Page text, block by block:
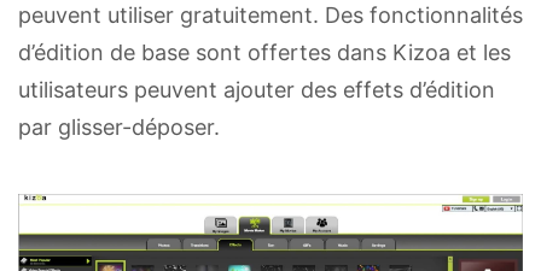
peuvent utiliser gratuitement. Des fonctionnalités
d’édition de base sont offertes dans Kizoa et les
utilisateurs peuvent ajouter des effets d’édition
par glisser-déposer.